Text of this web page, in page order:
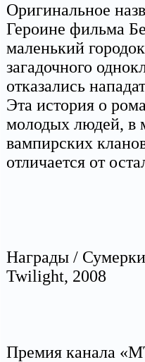
Оригинальное
Героине фильма
маленький
загадочного
отказались
Эта история о
молодых людей, в
вампирских
отличается от
Награды / Сумерки
Twilight, 2008
Премия канала